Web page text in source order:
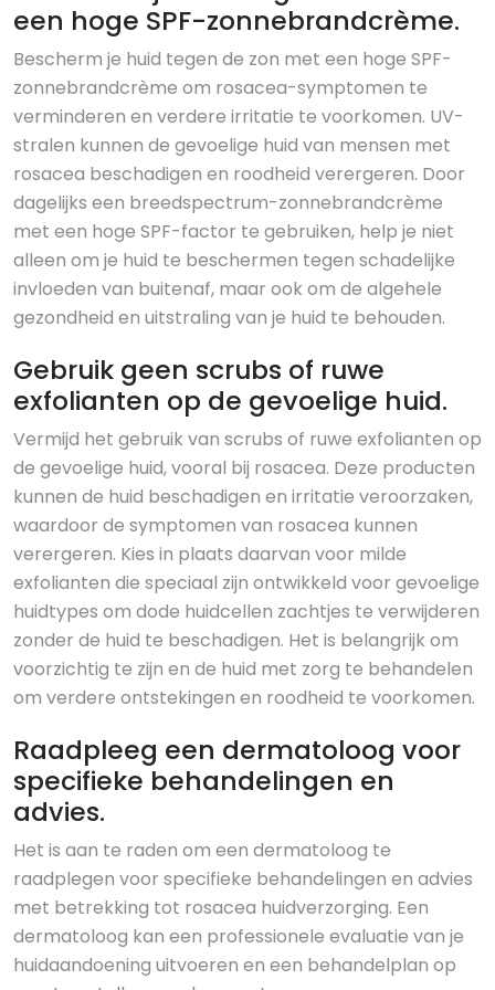
een hoge SPF-zonnebrandcrème.
Bescherm je huid tegen de zon met een hoge SPF-
zonnebrandcrème om rosacea-symptomen te
verminderen en verdere irritatie te voorkomen. UV-
stralen kunnen de gevoelige huid van mensen met
rosacea beschadigen en roodheid verergeren. Door
dagelijks een breedspectrum-zonnebrandcrème
met een hoge SPF-factor te gebruiken, help je niet
alleen om je huid te beschermen tegen schadelijke
invloeden van buitenaf, maar ook om de algehele
gezondheid en uitstraling van je huid te behouden.
Gebruik geen scrubs of ruwe
exfolianten op de gevoelige huid.
Vermijd het gebruik van scrubs of ruwe exfolianten op
de gevoelige huid, vooral bij rosacea. Deze producten
kunnen de huid beschadigen en irritatie veroorzaken,
waardoor de symptomen van rosacea kunnen
verergeren. Kies in plaats daarvan voor milde
exfolianten die speciaal zijn ontwikkeld voor gevoelige
huidtypes om dode huidcellen zachtjes te verwijderen
zonder de huid te beschadigen. Het is belangrijk om
voorzichtig te zijn en de huid met zorg te behandelen
om verdere ontstekingen en roodheid te voorkomen.
Raadpleeg een dermatoloog voor
specifieke behandelingen en
advies.
Het is aan te raden om een dermatoloog te
raadplegen voor specifieke behandelingen en advies
met betrekking tot rosacea huidverzorging. Een
dermatoloog kan een professionele evaluatie van je
huidaandoening uitvoeren en een behandelplan op